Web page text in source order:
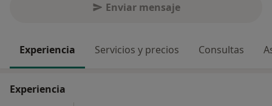
Enviar mensaje
Experiencia Servicios y precios Consultas
Experiencia